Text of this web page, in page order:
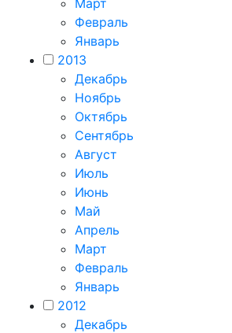
Март
Февраль
Январь
2013
Декабрь
Ноябрь
Октябрь
Сентябрь
Август
Июль
Июнь
Май
Апрель
Март
Февраль
Январь
2012
Декабрь